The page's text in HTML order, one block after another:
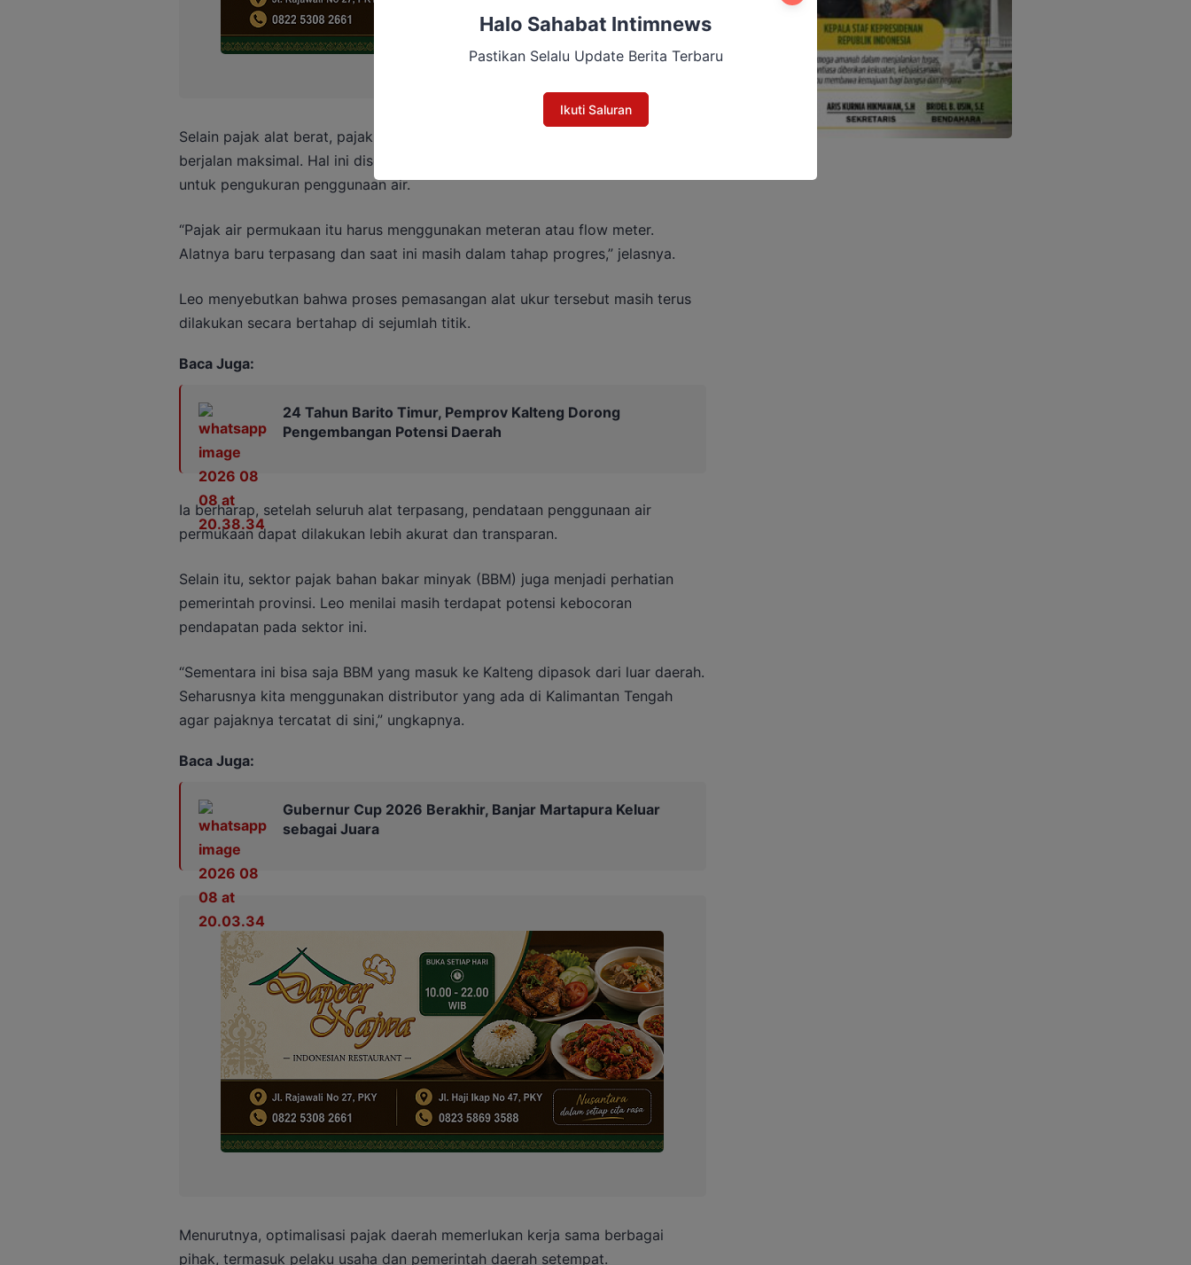
Selain pajak alat berat, pajak air permukaan juga dinilai belum sepenuhnya
berjalan maksimal. Hal ini disebabkan oleh keterbatasan sarana pendukung
untuk pengukuran penggunaan air.
“Pajak air permukaan itu harus menggunakan meteran atau flow meter.
Alatnya baru terpasang dan saat ini masih dalam tahap progres,” jelasnya.
Leo menyebutkan bahwa proses pemasangan alat ukur tersebut masih terus
dilakukan secara bertahap di sejumlah titik.
Baca Juga:
24 Tahun Barito Timur, Pemprov Kalteng Dorong
Pengembangan Potensi Daerah
Ia berharap, setelah seluruh alat terpasang, pendataan penggunaan air
permukaan dapat dilakukan lebih akurat dan transparan.
Selain itu, sektor pajak bahan bakar minyak (BBM) juga menjadi perhatian
pemerintah provinsi. Leo menilai masih terdapat potensi kebocoran
pendapatan pada sektor ini.
“Sementara ini bisa saja BBM yang masuk ke Kalteng dipasok dari luar daerah.
Seharusnya kita menggunakan distributor yang ada di Kalimantan Tengah
agar pajaknya tercatat di sini,” ungkapnya.
Baca Juga:
Gubernur Cup 2026 Berakhir, Banjar Martapura Keluar
sebagai Juara
Menurutnya, optimalisasi pajak daerah memerlukan kerja sama berbagai
pihak, termasuk pelaku usaha dan pemerintah daerah setempat.
Halo Sahabat Intimnews
Pastikan Selalu Update Berita Terbaru
Ikuti Saluran